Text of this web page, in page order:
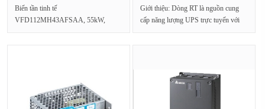
Biến tần tinh tế
VFD112MH43AFSAA, 55kW,
Giới thiệu: Dòng RT là nguồn cung
cấp năng lượng UPS trực tuyến với